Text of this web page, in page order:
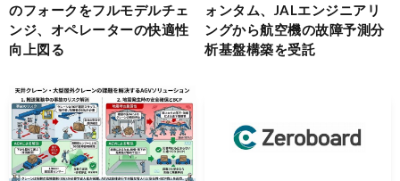
のフォークをフルモデルチェ
ンジ、オペレーターの快適性
向上図る
ォンタム、JALエンジニアリ
ングから航空機の故障予測分
析基盤構築を受託